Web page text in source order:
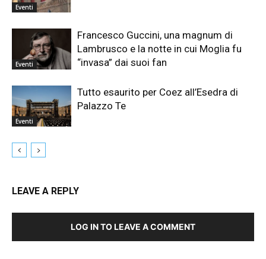
Eventi
Eventi
Francesco Guccini, una magnum di
Lambrusco e la notte in cui Moglia fu
“invasa” dai suoi fan
Eventi
Tutto esaurito per Coez all’Esedra di
Palazzo Te
LEAVE A REPLY
LOG IN TO LEAVE A COMMENT